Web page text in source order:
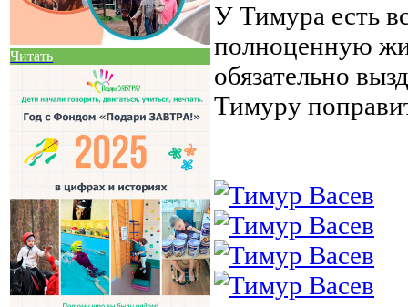
Читать
У Тимура есть
полноценную
обязательно
Тимуру